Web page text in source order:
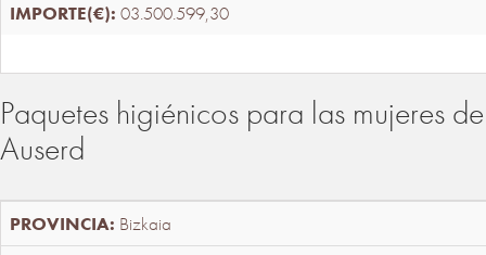
03.500.599,30
Paquetes higiénicos para las mujeres
Auserd
Bizkaia